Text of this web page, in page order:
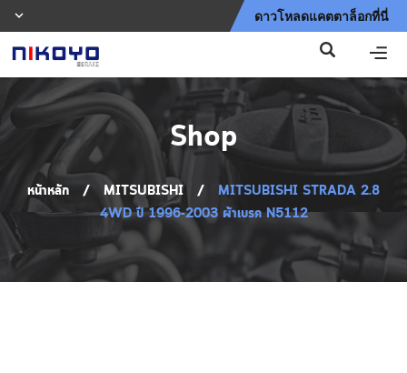
ดาวโหลดแคตตาล็อกที่นี่
Shop
หน้าหลัก / MITSUBISHI /
MITSUBISHI STRADA 2.8
4WD ปี 1996-2003 ผ้าเบรค N5112